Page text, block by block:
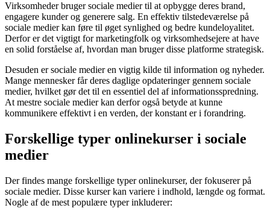
Virksomheder bruger sociale medier til at opbygge deres brand,
engagere kunder og generere salg. En effektiv tilstedeværelse på
sociale medier kan føre til øget synlighed og bedre kundeloyalitet.
Derfor er det vigtigt for marketingfolk og virksomhedsejere at have
en solid forståelse af, hvordan man bruger disse platforme strategisk.
Desuden er sociale medier en vigtig kilde til information og nyheder.
Mange mennesker får deres daglige opdateringer gennem sociale
medier, hvilket gør det til en essentiel del af informationsspredning.
At mestre sociale medier kan derfor også betyde at kunne
kommunikere effektivt i en verden, der konstant er i forandring.
Forskellige typer onlinekurser i sociale
medier
Der findes mange forskellige typer onlinekurser, der fokuserer på
sociale medier. Disse kurser kan variere i indhold, længde og format.
Nogle af de mest populære typer inkluderer: